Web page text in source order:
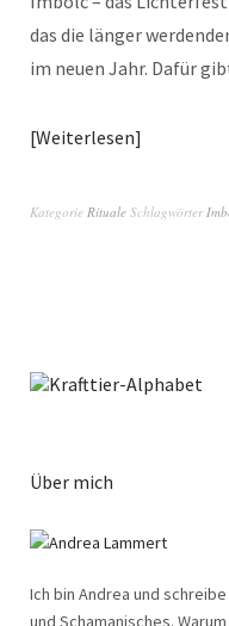
das die länger
im neuen Jahr. Dafür
Weiterlesen
Kategorie Rituale Schlagwörter
Über mich
Ich bin Andrea und
und Schamanisches.